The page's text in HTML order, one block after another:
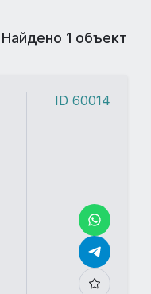
Найдено 1 объект
ID 60014